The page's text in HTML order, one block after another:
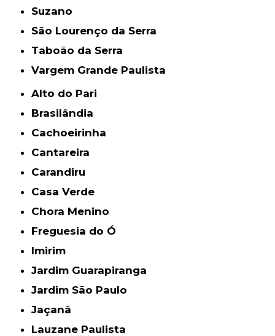
Suzano
São Lourenço da Serra
Taboão da Serra
Vargem Grande Paulista
Alto do Pari
Brasilândia
Cachoeirinha
Cantareira
Carandiru
Casa Verde
Chora Menino
Freguesia do Ó
Imirim
Jardim Guarapiranga
Jardim São Paulo
Jaçanã
Lauzane Paulista